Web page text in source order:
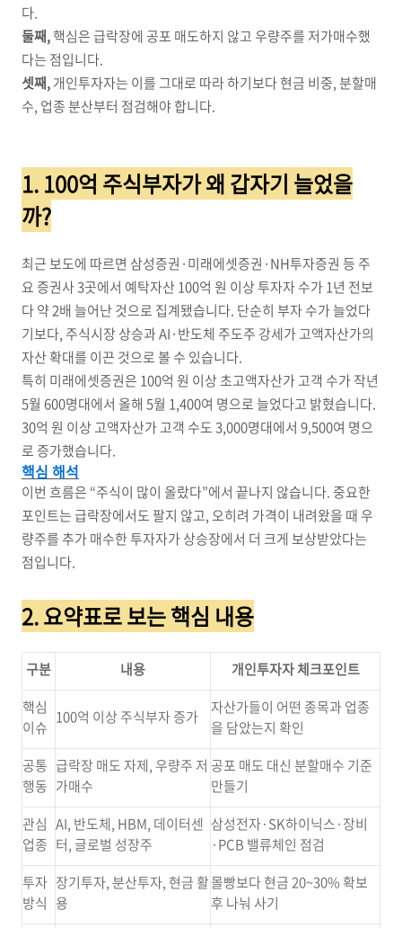
다.
둘째,핵심은 급락장에 공포 매도하지 않고 우량주를 저가매수했
다는 점입니다.
셋째,개인투자자는 이를 그대로 따라 하기보다 현금 비중, 분할매
수, 업종 분산부터 점검해야 합니다.
1. 100억 주식부자가 왜 갑자기 늘었을
까?
최근 보도에 따르면 삼성증권·미래에셋증권·NH투자증권 등 주
요 증권사 3곳에서 예탁자산 100억 원 이상 투자자 수가 1년 전보
다 약 2배 늘어난 것으로 집계됐습니다. 단순히 부자 수가 늘었다
기보다, 주식시장 상승과 AI·반도체 주도주 강세가 고액자산가의
자산 확대를 이끈 것으로 볼 수 있습니다.
특히 미래에셋증권은 100억 원 이상 초고액자산가 고객 수가 작년
5월 600명대에서 올해 5월 1,400여 명으로 늘었다고 밝혔습니다.
30억 원 이상 고액자산가 고객 수도 3,000명대에서 9,500여 명으
로 증가했습니다.
핵심 해석
이번 흐름은 “주식이 많이 올랐다”에서 끝나지 않습니다. 중요한
포인트는 급락장에서도 팔지 않고, 오히려 가격이 내려왔을 때 우
량주를 추가 매수한 투자자가 상승장에서 더 크게 보상받았다는
점입니다.
2. 요약표로 보는 핵심 내용
구분 내용
개인투자자 체크포인트
핵심
이슈
100억 이상 주식부자 증가
자산가들이 어떤 종목과 업종
을 담았는지 확인
공통
행동
급락장 매도 자제, 우량주 저
가매수
공포 매도 대신 분할매수 기준
만들기
관심
업종
AI, 반도체, HBM, 데이터센
터, 글로벌 성장주
삼성전자·SK하이닉스·장비
·PCB 밸류체인 점검
투자
방식
장기투자, 분산투자, 현금 활
용
몰빵보다 현금 20~30% 확보
후 나눠 사기